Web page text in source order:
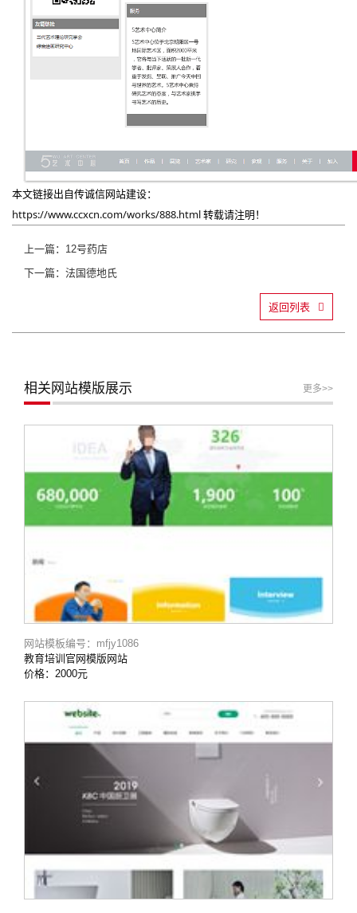
本文链接出自传诚信网站建设：
https://www.ccxcn.com/works/888.html转载请注明！
上一篇：12号药店
下一篇：法国德地氏
返回列表
相关网站模版展示 更多>>
网站模板编号：mfjy1086
教育培训官网模版网站
价格：2000元